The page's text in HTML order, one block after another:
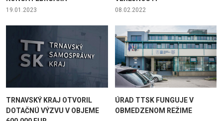
19.01.2023 08.02.2022
TRNAVSKÝ KRAJ OTVORIL
DOTAČNÚ VÝZVU V OBJEME
ÚRAD TTSK FUNGUJE V
OBMEDZENOM REŽIME